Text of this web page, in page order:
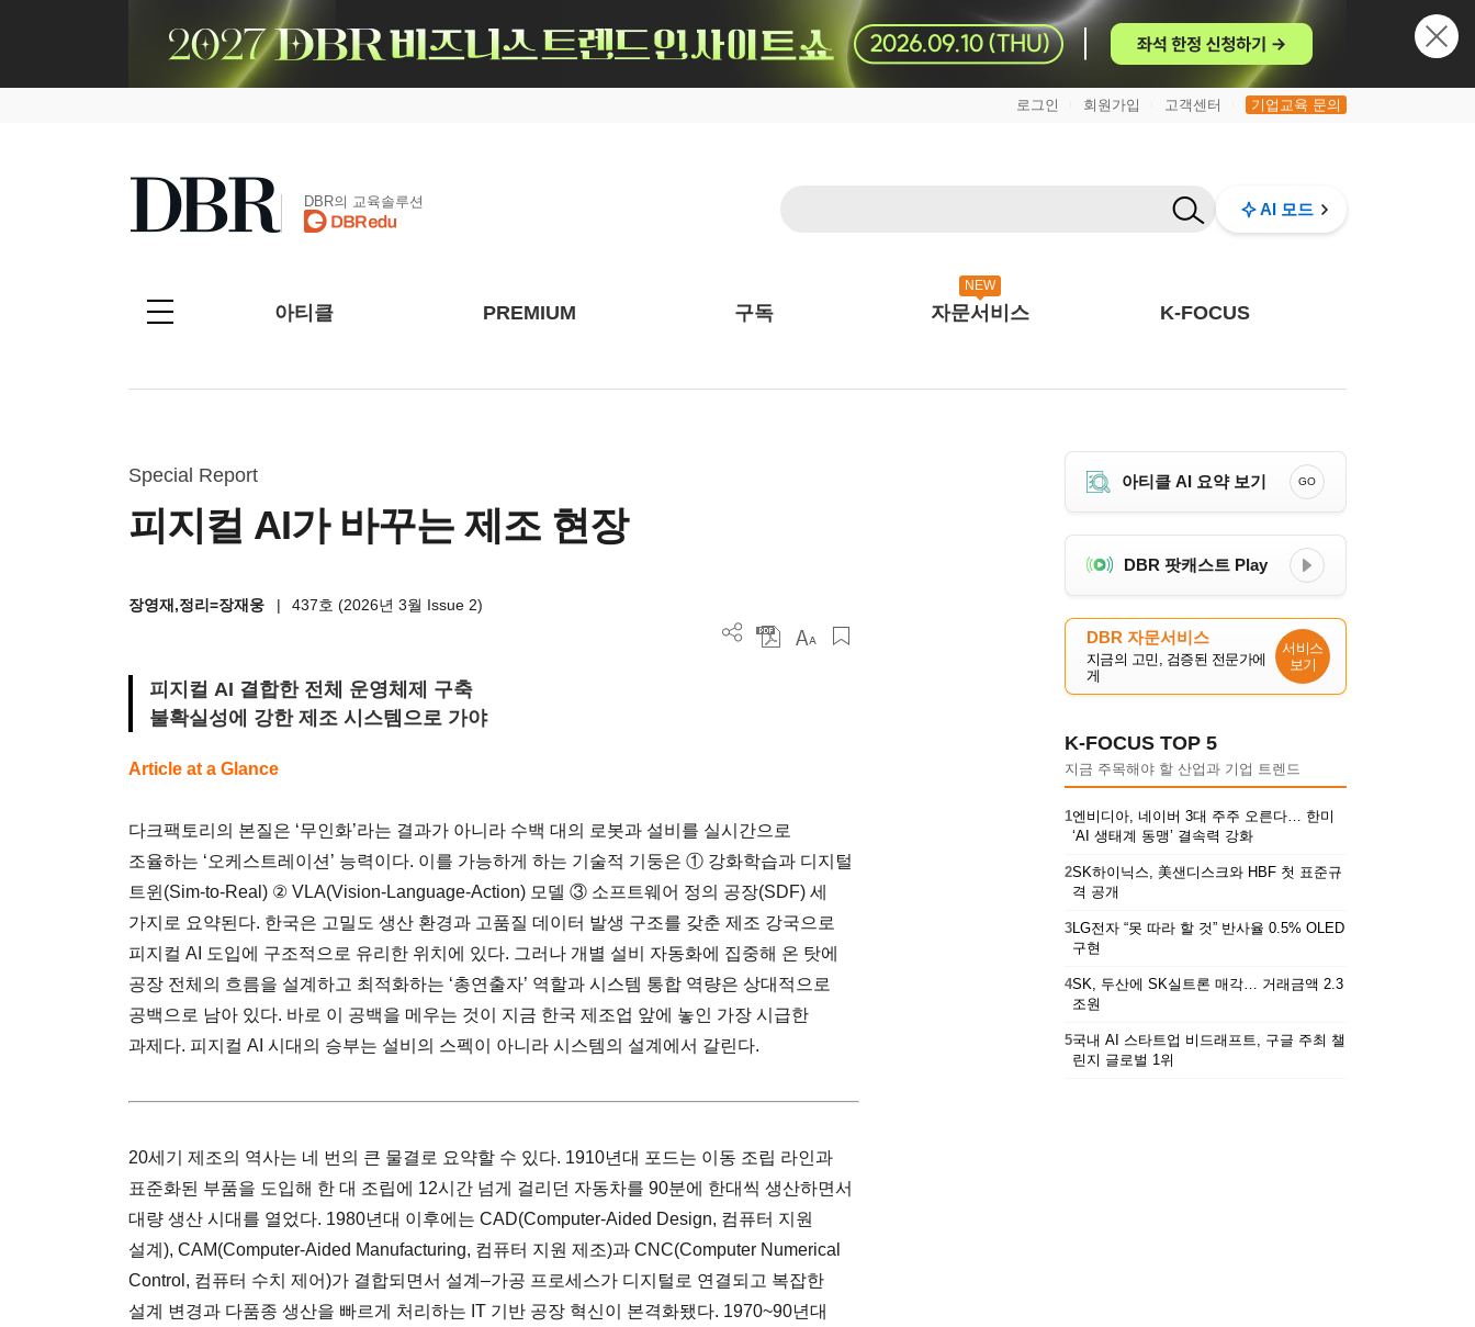
로그인 회원가입 고객센터 기업교육 문의
DBR의 교육솔루션 AI 모드
아티클 PREMIUM 구독
NEW
자문서비스 K-FOCUS
Special Report
피지컬 AI가 바꾸는 제조 현장
장영재,정리=장재웅 | 437호 (2026년 3월 Issue 2)
피지컬 AI 결합한 전체 운영체제 구축
불확실성에 강한 제조 시스템으로 가야
Article at a Glance
다크팩토리의 본질은 ‘무인화’라는 결과가 아니라 수백 대의 로봇과 설비를 실시간으로
조율하는 ‘오케스트레이션’ 능력이다. 이를 가능하게 하는 기술적 기둥은 ① 강화학습과 디지털
트윈(Sim-to-Real) ② VLA(Vision-Language-Action) 모델 ③ 소프트웨어 정의 공장(SDF) 세
가지로 요약된다. 한국은 고밀도 생산 환경과 고품질 데이터 발생 구조를 갖춘 제조 강국으로
피지컬 AI 도입에 구조적으로 유리한 위치에 있다. 그러나 개별 설비 자동화에 집중해 온 탓에
공장 전체의 흐름을 설계하고 최적화하는 ‘총연출자’ 역할과 시스템 통합 역량은 상대적으로
공백으로 남아 있다. 바로 이 공백을 메우는 것이 지금 한국 제조업 앞에 놓인 가장 시급한
과제다. 피지컬 AI 시대의 승부는 설비의 스펙이 아니라 시스템의 설계에서 갈린다.
20세기 제조의 역사는 네 번의 큰 물결로 요약할 수 있다. 1910년대 포드는 이동 조립 라인과
표준화된 부품을 도입해 한 대 조립에 12시간 넘게 걸리던 자동차를 90분에 한대씩 생산하면서
대량 생산 시대를 열었다. 1980년대 이후에는 CAD(Computer-Aided Design, 컴퓨터 지원
설계), CAM(Computer-Aided Manufacturing, 컴퓨터 지원 제조)과 CNC(Computer Numerical
Control, 컴퓨터 수치 제어)가 결합되면서 설계–가공 프로세스가 디지털로 연결되고 복잡한
설계 변경과 다품종 생산을 빠르게 처리하는 IT 기반 공장 혁신이 본격화됐다. 1970~90년대
아티클 AI 요약 보기 GO
DBR 팟캐스트 Play
DBR 자문서비스
지금의 고민, 검증된 전문가에
게
서비스
보기
K-FOCUS TOP 5
지금 주목해야 할 산업과 기업 트렌드
1엔비디아, 네이버 3대 주주 오른다… 한미
‘AI 생태계 동맹’ 결속력 강화
2SK하이닉스, 美샌디스크와 HBF 첫 표준규
격 공개
3LG전자 “못 따라 할 것” 반사율 0.5% OLED
구현
4SK, 두산에 SK실트론 매각… 거래금액 2.3
조원
5국내 AI 스타트업 비드래프트, 구글 주최 챌
린지 글로벌 1위